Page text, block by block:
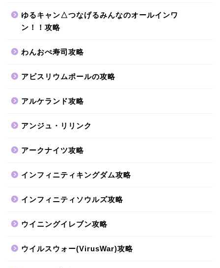
ゆるキャン△つなげるみんなのオールインワ
ン！！攻略
わんおぺ寿司攻略
アビスリウムポールの攻略
アルケランド攻略
アンジュ・リリンク
アークナイツ攻略
インフィニティキングダム攻略
インフィニティソウルズ攻略
ウイニングイレブン攻略
ウイルスウォー(VirusWar)攻略